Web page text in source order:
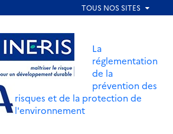
Aller au menu
La
réglementation
de la
prévention des
risques et de la protection de
l'environnement